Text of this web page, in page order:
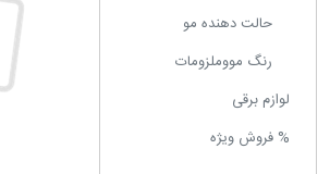
حالت دهنده مو
رنگ مووملزومات
لوازم برقی
% فروش ویژه